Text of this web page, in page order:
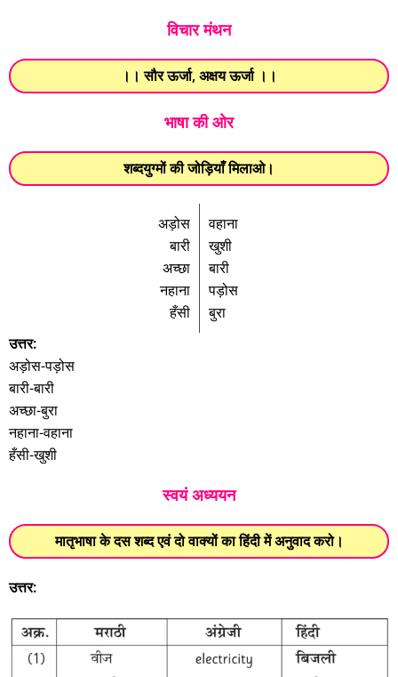
विचार मंथन
।। सौर ऊर्जा, अक्षय ऊर्जा ।।
भाषा की ओर
शब्दयुग्मों की जोड़ियाँ मिलाओ।
अड़ोस
बारी
अच्छा
नहाना
हँसी
वहाना
खुशी
बारी
पड़ोस
बुरा
उत्तर:
अड़ोस-पड़ोस
बारी-बारी
अच्छा-बुरा
नहाना-वहाना
हँसी-खुशी
स्वयं अध्ययन
मातृभाषा के दस शब्द एवं दो वाक्यों का हिंदी में अनुवाद करो।
उत्तर: